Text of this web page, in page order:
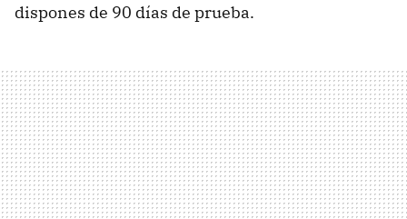
dispones de 90 días de prueba.